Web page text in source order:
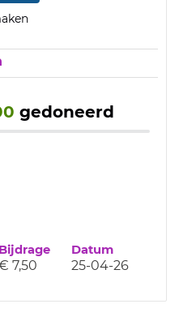
gedoneerd
Bijdrage Datum
7,50 25-04-26